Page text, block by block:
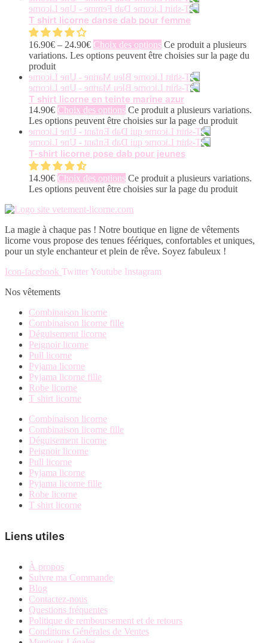
T shirt licorne danse dab pour femme
16.90€ – 24.90€ Choix des options Ce produit a plusieurs
variations. Les options peuvent être choisies sur la page du
produit
T shirt licorne en teinte marine azur
14.90€ Choix des options Ce produit a plusieurs variations.
Les options peuvent être choisies sur la page du produit
T-shirt licorne pose dab pour jeunes
14.90€ Choix des options Ce produit a plusieurs variations.
Les options peuvent être choisies sur la page du produit
La magie à chaque pas ! Notre boutique en ligne de vêtements
licorne vous propose des tenues féériques, confortables et uniques,
pour un style enchanteur et plein de rêve. Soyez fabuleux !
Icon-facebook Twitter Youtube Instagram
Nos vêtements
Combinaison licorne
Combinaison licorne fille
Déguisement licorne
Peignoir licorne
Pull licorne
Pyjama licorne
Pyjama licorne fille
Robe licorne
T shirt licorne
Combinaison licorne
Combinaison licorne fille
Déguisement licorne
Peignoir licorne
Pull licorne
Pyjama licorne
Pyjama licorne fille
Robe licorne
T shirt licorne
Liens utiles
À propos
Suivre ma Commande
Blog
Contactez-nous
Questions fréquentes
Politique de remboursement et de retours
Conditions Générales de Ventes